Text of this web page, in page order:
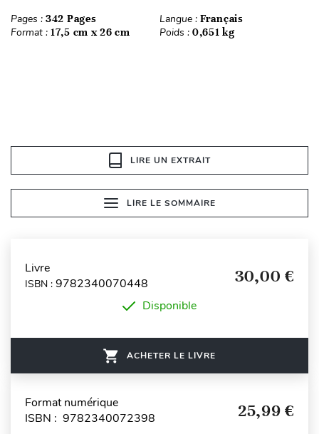
Pages : 342 Pages Langue : Français
Format : 17,5 cm x 26 cm Poids : 0,651 kg
LIRE UN EXTRAIT
LIRE LE SOMMAIRE
Livre
ISBN : 9782340070448 30,00 €
Disponible
ACHETER LE LIVRE
Format numérique
ISBN : 9782340072398
25,99 €